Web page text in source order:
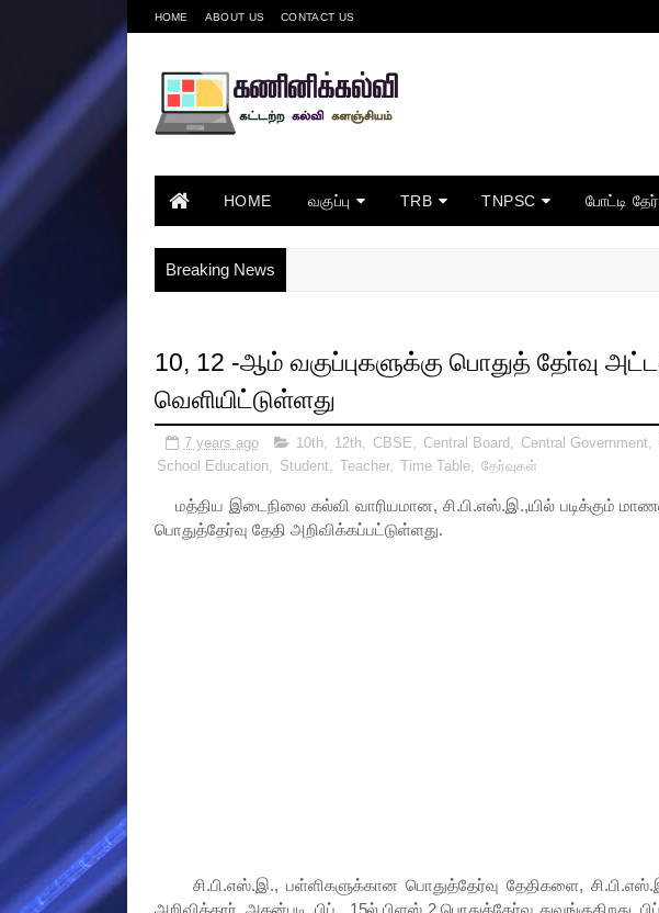
HOME ABOUT US CONTACT US
HOME வகுப்பு TRB TNPSC போட்டி
Breaking News
10, 12 -ஆம் வகுப்புகளுக்கு பொதுத் தோ்வு
வெளியிட்டுள்ளது
7 years ago 10th, 12th, CBSE, Central Board , Central Government,
School Education, Student, Teacher, Time Table, தேர்வுகள்
மத்திய இடைநிலை கல்வி வாரியமான, சி.பி.எஸ்.இ.,யில் படிக்கும்
பொதுத்தேர்வு தேதி அறிவிக்கப்பட்டுள்ளது.
சி.பி.எஸ்.இ., பள்ளிகளுக்கான பொதுத்தேர்வு தேதிகளை, சி.பி.எஸ்.இ.,
அறிவித்தார். அதன்படி, பிப்., 15ல் பிளஸ் 2 பொதுத்தேர்வு துவங்குகிறது.